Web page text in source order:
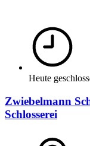
Heute
Zwiebelmann
Schlosserei